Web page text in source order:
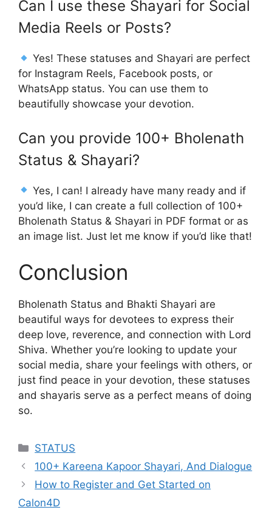
Can I use these Shayari for Social
Media Reels or Posts?
Yes! These statuses and Shayari are perfect
for Instagram Reels, Facebook posts, or
WhatsApp status. You can use them to
beautifully showcase your devotion.
Can you provide 100+ Bholenath
Status & Shayari?
Yes, I can! I already have many ready and if
you’d like, I can create a full collection of 100+
Bholenath Status & Shayari in PDF format or as
an image list. Just let me know if you’d like that!
Conclusion
Bholenath Status and Bhakti Shayari are
beautiful ways for devotees to express their
deep love, reverence, and connection with Lord
Shiva. Whether you’re looking to update your
social media, share your feelings with others, or
just find peace in your devotion, these statuses
and shayaris serve as a perfect means of doing
so.
Categories
STATUS
100+ Kareena Kapoor Shayari, And Dialogue
How to Register and Get Started on
Calon4D